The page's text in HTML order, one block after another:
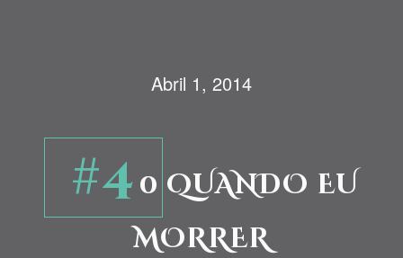
Abril 1, 2014
#4 0 QUANDO EU
MORRER